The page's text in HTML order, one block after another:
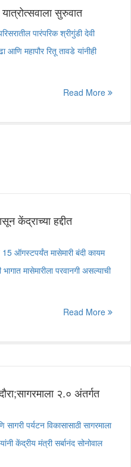
सुरुवात
पारंपरिक श्रीगुंडी देवी
आणि महापौर रितू तावडे यांनीही
Read More
केंद्राच्या हद्दीत
15 ऑगस्टपर्यंत मासेमारी बंदी कायम
मासेमारीला परवानगी असल्याची
Read More
२.० अंतर्गत
पर्यटन विकासासाठी सागरमाला
केंद्रीय मंत्री सर्बानंद सोनोवाल